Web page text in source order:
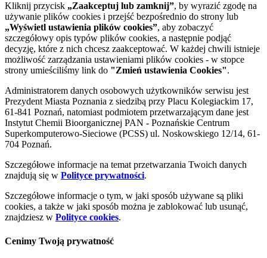
Kliknij przycisk „Zaakceptuj lub zamknij”, by wyrazić zgodę na
używanie plików cookies i przejść bezpośrednio do strony lub
„Wyświetl ustawienia plików cookies”, aby zobaczyć
szczegółowy opis typów plików cookies, a następnie podjąć
decyzję, które z nich chcesz zaakceptować. W każdej chwili istnieje
możliwość zarządzania ustawieniami plików cookies - w stopce
strony umieściliśmy link do "Zmień ustawienia Cookies".
Administratorem danych osobowych użytkowników serwisu jest
Prezydent Miasta Poznania z siedzibą przy Placu Kolegiackim 17,
61-841 Poznań, natomiast podmiotem przetwarzającym dane jest
Instytut Chemii Bioorganicznej PAN - Poznańskie Centrum
Superkomputerowo-Sieciowe (PCSS) ul. Noskowskiego 12/14, 61-
704 Poznań.
Szczegółowe informacje na temat przetwarzania Twoich danych
znajdują się w Polityce prywatności.
Szczegółowe informacje o tym, w jaki sposób używane są pliki
cookies, a także w jaki sposób można je zablokować lub usunąć,
znajdziesz w Polityce cookies.
Cenimy Twoją prywatność